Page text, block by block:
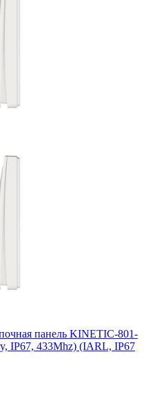
панель KINETIC-801-
IP67, 433Mhz) (IARL, IP67